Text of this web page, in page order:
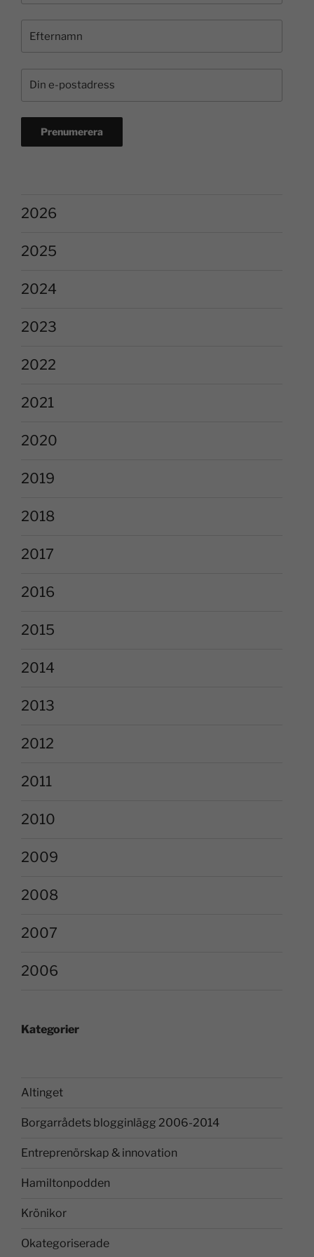
2026
2025
2024
2023
2022
2021
2020
2019
2018
2017
2016
2015
2014
2013
2012
2011
2010
2009
2008
2007
2006
Kategorier
Altinget
Borgarrådets blogginlägg 2006-2014
Entreprenörskap & innovation
Hamiltonpodden
Krönikor
Okategoriserade